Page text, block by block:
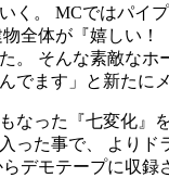
く。 MCではパイ
物全体が『嬉しい
。 そんな素敵なホ
でます」と新たに
なった『七変化』
った事で、 よりド
デモテープに収録